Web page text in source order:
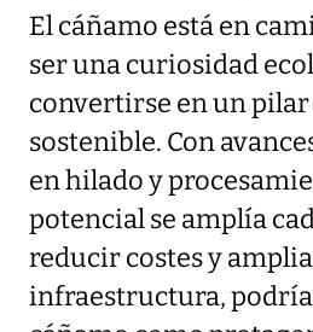
El cáñamo está en
ser una curiosidad
convertirse en un pilar
sostenible. Con
en hilado y
potencial se amplía
reducir costes y
infraestructura,